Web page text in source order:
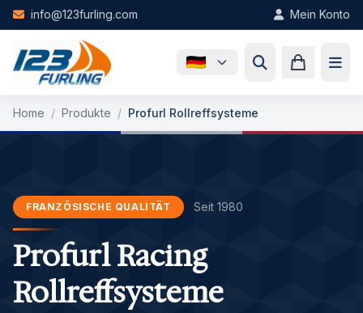
Skip to main content
info@123furling.com Mein Konto
Home / Produkte / Profurl Rollreffsysteme
FRANZÖSISCHE QUALITÄT Seit 1980
Profurl Racing
Rollreffsysteme